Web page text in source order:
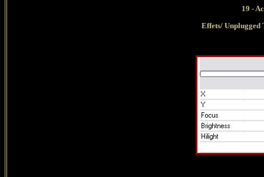
19 -
Effets/ Unplugged